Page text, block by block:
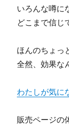
いろんな噂に
どこまで信じ
ほんのちょっ
全然、効果な
わたしが気に
販売ページの